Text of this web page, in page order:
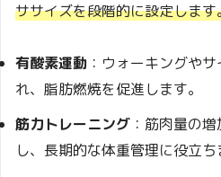
ササイズを段階的に設定します
有酸素運動 ：ウォーキングや
れ、脂肪燃焼を促進します。
筋力トレーニング ：筋肉量の
し、長期的な体重管理に役立ち